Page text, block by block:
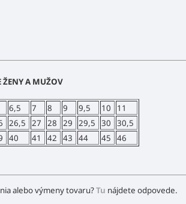
ŽENY A MUŽOV
6,5 7 8 9 9,5 10
11
26,5 27 28 29 29,5 30
30,5
40 41 42 43 44 45 46
alebo výmeny tovaru?Tu nájdete odpovede.